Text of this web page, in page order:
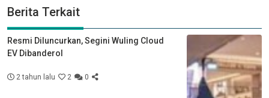
Berita Terkait
Resmi Diluncurkan, Segini Wuling Cloud
EV Dibanderol
2 tahun lalu 2 0